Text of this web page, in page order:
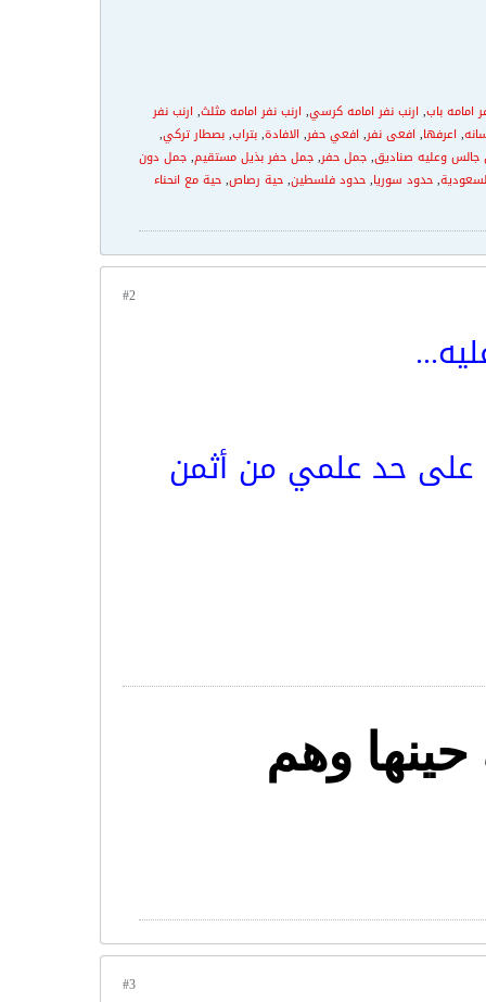
امامه باب, ارنب نفر امامه كرسي, ارنب نفر امامه مثلث, ارنب نفر
, اعرفها, افعى نفر, افعي حفر, الافادة,بتراب,بصطار تركي,
وعليه صناديق,جمل حفر,جمل حفر بذيل مستقيم,جمل دون
,حدود سوريا,حدود فلسطين,حية رصاص,حية مع انحناء
#2
على حد علمي من أثمن
وهم
#3